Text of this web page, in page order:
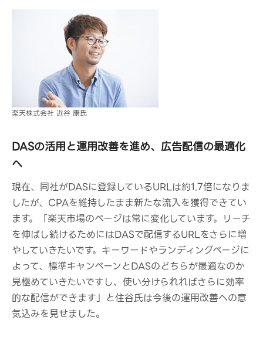
楽天株式会社 近谷 康氏
DASの活用と運用改善を進め、広告配信の最適化
へ
現在、同社がDASに登録しているURLは約1.7倍になりま
したが、CPAを維持したまま新たな流入を獲得できてい
ます。「楽天市場のページは常に変化しています。リーチ
を伸ばし続けるためにはDASで配信するURLをさらに増
やしていきたいです。キーワードやランディングページに
よって、標準キャンペーンとDASのどちらが最適なのか
見極めていきたいですし、使い分けられればさらに効率
的な配信ができます」と住谷氏は今後の運用改善への意
気込みを見せました。